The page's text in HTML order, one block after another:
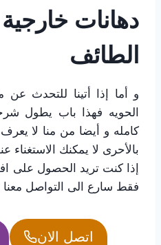
دهانات
الطائف
و أما إذا أتينا للتحدث عن
الحويه فهذا باب يطول
كامله و أيضا من منا لا يعرف
بالأحرى لا يمكنك
إذا كنت تريد الحصول على
فقط سارع الى التواصل
اتصل الان